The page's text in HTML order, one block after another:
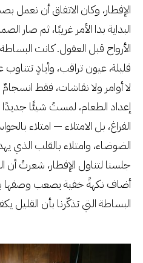
الإفطار، وكان الاتفاق أن نعمل
البداية بدا الأمر غريبًا، ثم صار
الأرواح قبل العقول. كانت
قليلة، عيون تراقب، وأيادٍ
لا أوامر ولا نقاشات، فقط
إعداد الطعام، لمستُ شيئًا
الفراغ، بل الامتلاء — امتلاء
الضوضاء، وامتلاء بالقلب الذي
جلسنا لتناول الإفطار، شعرتُ
أضاف نكهةً خفية يصعب وصفها
البساطة التي تذكّرنا بأن القليل